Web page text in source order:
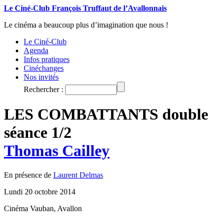
Le Ciné-Club François Truffaut de l’Avallonnais
Le cinéma a beaucoup plus d’imagination que nous !
Le Ciné-Club
Agenda
Infos pratiques
Cinéchanges
Nos invités
Rechercher :
LES COMBATTANTS double
séance 1/2
Thomas Cailley
En présence de Laurent Delmas
Lundi 20 octobre 2014
Cinéma Vauban, Avallon